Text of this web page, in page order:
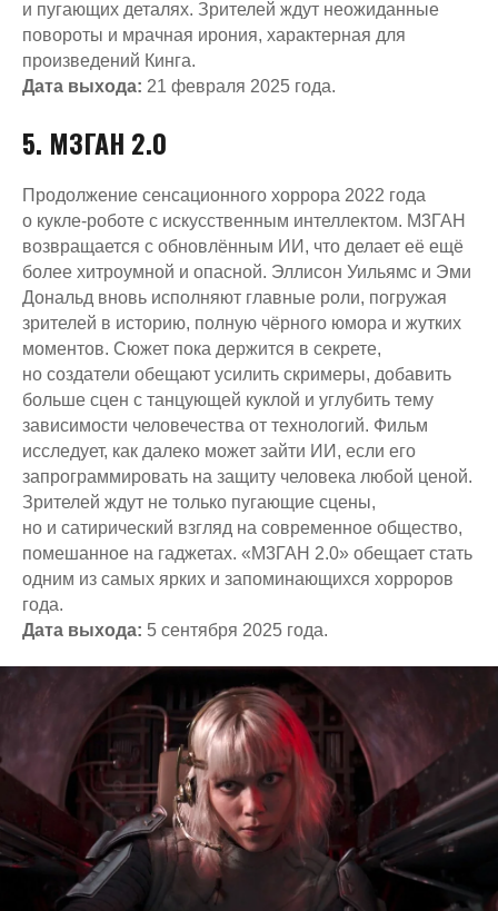
и пугающих деталях. Зрителей ждут неожиданные
повороты и мрачная ирония, характерная для
произведений Кинга.
Дата выхода: 21 февраля 2025 года.
5. М3ГАН 2.0
Продолжение сенсационного хоррора 2022 года
о кукле-роботе с искусственным интеллектом. М3ГАН
возвращается с обновлённым ИИ, что делает её ещё
более хитроумной и опасной. Эллисон Уильямс и Эми
Дональд вновь исполняют главные роли, погружая
зрителей в историю, полную чёрного юмора и жутких
моментов. Сюжет пока держится в секрете,
но создатели обещают усилить скримеры, добавить
больше сцен с танцующей куклой и углубить тему
зависимости человечества от технологий. Фильм
исследует, как далеко может зайти ИИ, если его
запрограммировать на защиту человека любой ценой.
Зрителей ждут не только пугающие сцены,
но и сатирический взгляд на современное общество,
помешанное на гаджетах. «М3ГАН 2.0» обещает стать
одним из самых ярких и запоминающихся хорроров
года.
Дата выхода: 5 сентября 2025 года.